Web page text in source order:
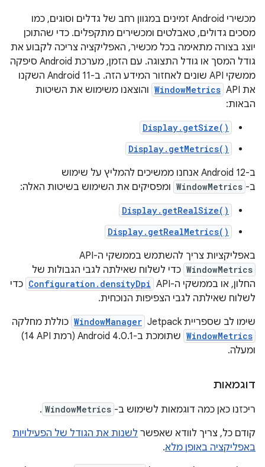
מכשירי Android זמינים במגוון רחב של גדלים וסוגים, כמו
מסכים גדולים, טאבלטים ומכשירים מתקפלים. כדי שהתוכן
יוצג בצורה מתאימה בכל מכשיר, האפליקציה צריכה לקבוע את
גודל המסך או גודל התצוגה. עם הזמן, מערכת Android סיפקה
ממשקי API שונים לאחזור המידע הזה. ב-Android 11 השקנו
את API‏
WindowMetrics והוצאנו משימוש את השיטות
הבאות:
Display.getSize()
Display.getMetrics()
ב-Android 12 אנחנו ממשיכים להמליץ על שימוש
ב- WindowMetrics ומפסיקים את השימוש בשיטות האלה:
Display.getRealSize()
Display.getRealMetrics()
באפליקציות צריך להשתמש בממשקי ה-API‏
WindowMetrics כדי לשלוח שאילתה לגבי הגבולות של
החלון, או בממשקי ה-API‏
Configuration.densityDpi כדי
לשלוח שאילתה לגבי הצפיפות הנוכחית.
שימו לב שספריית Jetpack
WindowManager כוללת מחלקה
WindowMetrics
שתומכת ב-Android 4.0.1 (רמת API‏ 14)
ומעלה.
דוגמאות
ריכזנו כאן כמה דוגמאות לשימוש ב- WindowMetrics
.
קודם כל, צריך לוודא שאפשר לשנות את הגודל של הפעילויות
באפליקציה באופן מלא.